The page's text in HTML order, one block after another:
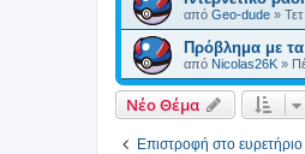
από Geo-dude »
Πρόβλημα με
από Nicolas26K »
Νέο Θέμα
Επιστροφή στο ευρετήριο